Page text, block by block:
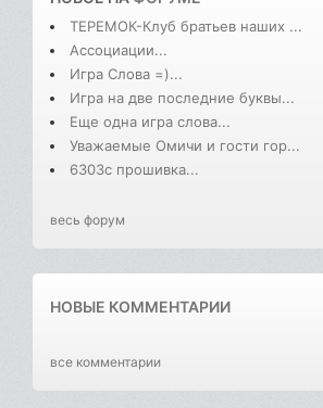
ТЕРЕМОК-Клуб братьев наших ...
Ассоциации...
Игра Слова =)...
Игра на две последние буквы...
Еще одна игра слова...
Уважаемые Омичи и гости гор...
6303с прошивка...
весь форум
НОВЫЕ КОММЕНТАРИИ
все комментарии